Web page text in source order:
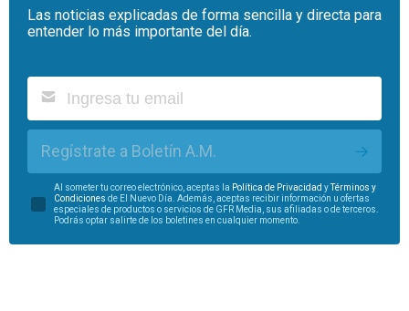
Las noticias explicadas de forma sencilla y directa para
entender lo más importante del día.
Regístrate a Boletín A.M.
Al someter tu correo electrónico, aceptas la Política de Privacidad y
Términos y
Condiciones de El Nuevo Día. Además, aceptas recibir información u ofertas
especiales de productos o servicios de GFR Media, sus afiliadas o de terceros.
Podrás optar salirte de los boletines en cualquier momento.